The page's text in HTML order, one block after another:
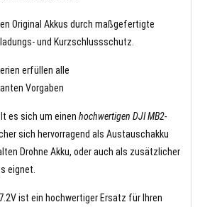
Original Akkus durch maßgefertigte
und Kurzschlussschutz.
erfüllen alle
Vorgaben
es sich um einen hochwertigen DJI MB2-
sich hervorragend als Austauschakku
Drohne Akku, oder auch als zusätzlicher
eignet.
ist ein hochwertiger Ersatz für Ihren